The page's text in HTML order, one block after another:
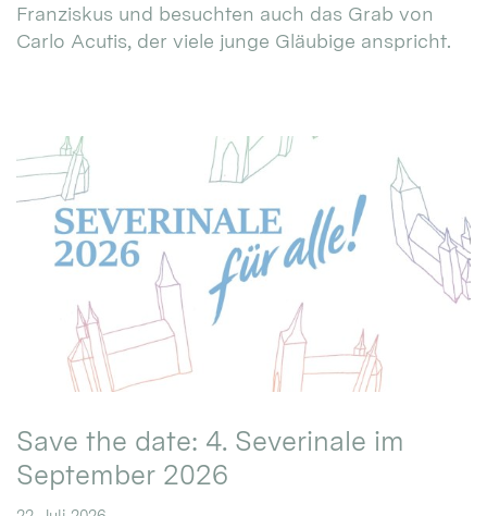
Franziskus und besuchten auch das Grab von
Carlo Acutis, der viele junge Gläubige anspricht.
Save the date: 4. Severinale im
September 2026